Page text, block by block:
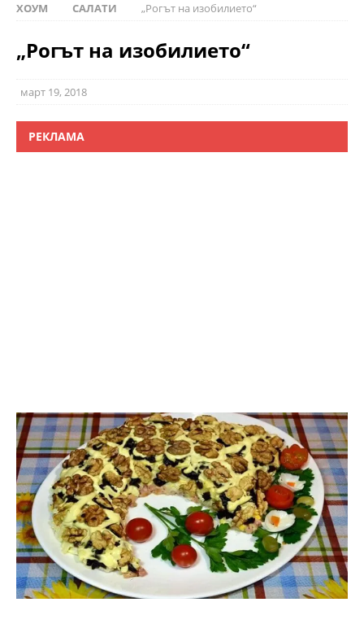
ХОУМ САЛАТИ „Рогът на изобилието“
„Рогът на изобилието“
март 19, 2018
РЕКЛАМА